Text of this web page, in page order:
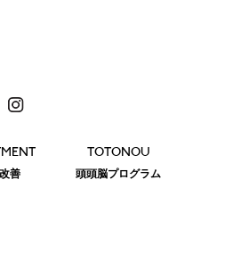
善
TOTONOU
頭頭脳プログラム